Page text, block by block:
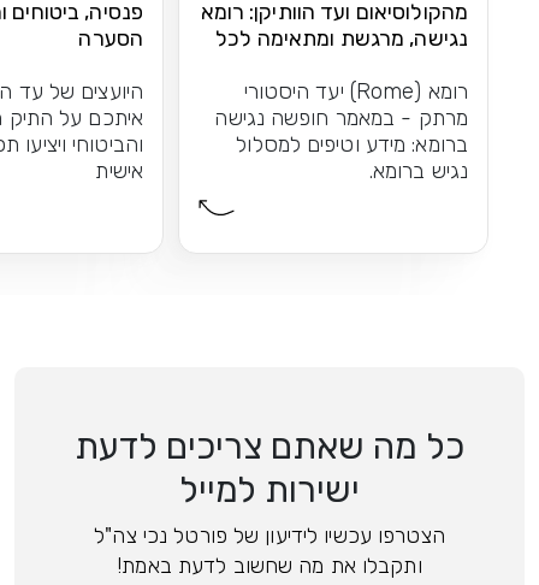
מהקולוסיאום ועד הוותיקן: רומא
נגישה, מרגשת ומתאימה לכל
רומא (Rome) יעד היסטורי
מרתק - במאמר חופשה נגישה
ברומא: מידע וטיפים למסלול
נגיש ברומא.
פנסיה, ביטוחים
הסערה
היועצים של עד
איתכם על התיק
והביטוחי
אישית
כל מה שאתם צריכים לדעת
ישירות למייל
הצטרפו עכשיו לידיעון של פורטל נכי צה"ל
ותקבלו את מה שחשוב לדעת באמת!